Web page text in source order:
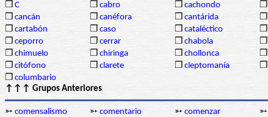
❒ C ❒ cabro ❒ cachondo ❒
❒ cancán ❒ canéfora ❒ cantárida ❒
❒ cartabón ❒ caso ❒ cataléctico ❒
❒ ceporro ❒ cerrar ❒ chabola ❒
❒ chimuelo ❒ chiringa ❒ chollonca ❒
❒ citófono ❒ clarete ❒ cleptomanía ❒
❒ columbario
↑↑↑ Grupos Anteriores
➳ comensalismo ➳ comentario ➳ comenzar ➳